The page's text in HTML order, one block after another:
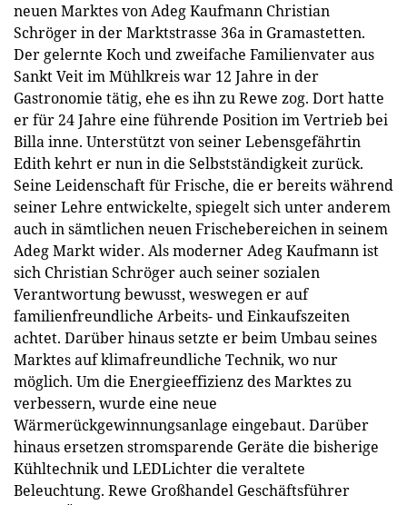
neuen Marktes von Adeg Kaufmann Christian
Schröger in der Marktstrasse 36a in Gramastetten.
Der gelernte Koch und zweifache Familienvater aus
Sankt Veit im Mühlkreis war 12 Jahre in der
Gastronomie tätig, ehe es ihn zu Rewe zog. Dort hatte
er für 24 Jahre eine führende Position im Vertrieb bei
Billa inne. Unterstützt von seiner Lebensgefährtin
Edith kehrt er nun in die Selbstständigkeit zurück.
Seine Leidenschaft für Frische, die er bereits während
seiner Lehre entwickelte, spiegelt sich unter anderem
auch in sämtlichen neuen Frischebereichen in seinem
Adeg Markt wider. Als moderner Adeg Kaufmann ist
sich Christian Schröger auch seiner sozialen
Verantwortung bewusst, weswegen er auf
familienfreundliche Arbeits- und Einkaufszeiten
achtet. Darüber hinaus setzte er beim Umbau seines
Marktes auf klimafreundliche Technik, wo nur
möglich. Um die Energieeffizienz des Marktes zu
verbessern, wurde eine neue
Wärmerückgewinnungsanlage eingebaut. Darüber
hinaus ersetzen stromsparende Geräte die bisherige
Kühltechnik und LEDLichter die veraltete
Beleuchtung. Rewe Großhandel Geschäftsführer